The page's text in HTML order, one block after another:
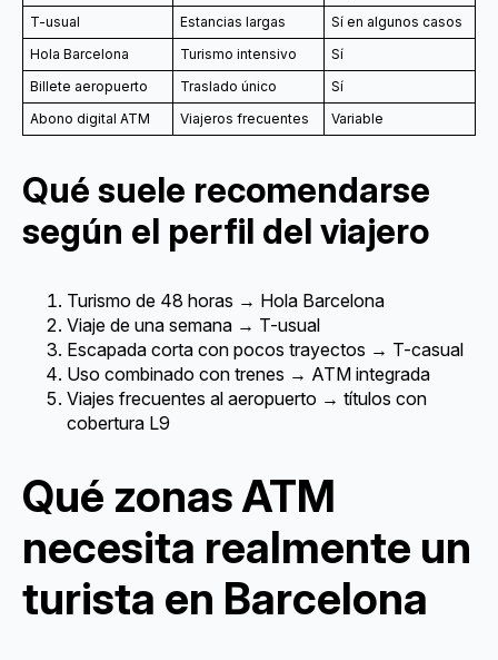
T-usual
Estancias largas
Sí en algunos casos
Hola Barcelona
Turismo intensivo
Sí
Billete aeropuerto
Traslado único
Sí
Abono digital ATM
Viajeros frecuentes Variable
Qué suele recomendarse
según el perfil del viajero
Turismo de 48 horas → Hola Barcelona
Viaje de una semana → T-usual
Escapada corta con pocos trayectos → T-casual
Uso combinado con trenes → ATM integrada
Viajes frecuentes al aeropuerto → títulos con
cobertura L9
Qué zonas ATM
necesita realmente un
turista en Barcelona